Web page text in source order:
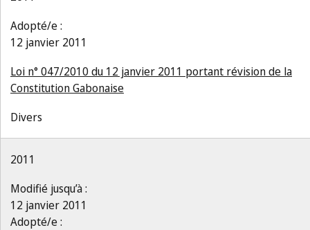
Adopté/e :
12 janvier 2011
Loi n° 047/2010 du 12 janvier 2011 portant révision de la
Constitution Gabonaise
Divers
2011
Modifié jusqu’à :
12 janvier 2011
Adopté/e :